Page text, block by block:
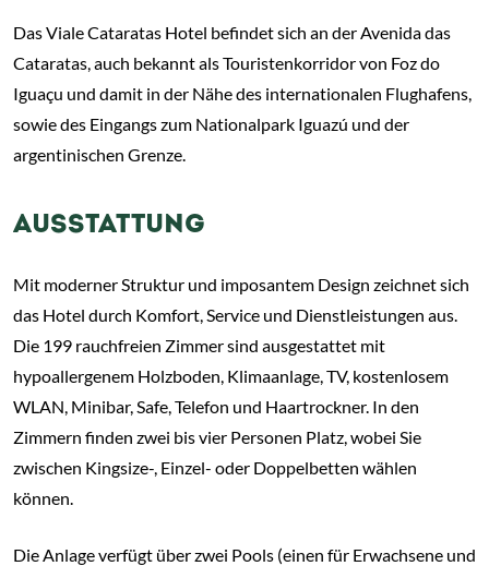
Das Viale Cataratas Hotel befindet sich an der Avenida das
Cataratas, auch bekannt als Touristenkorridor von Foz do
Iguaçu und damit in der Nähe des internationalen Flughafens,
sowie des Eingangs zum Nationalpark Iguazú und der
argentinischen Grenze.
AUSSTATTUNG
Mit moderner Struktur und imposantem Design zeichnet sich
das Hotel durch Komfort, Service und Dienstleistungen aus.
Die 199 rauchfreien Zimmer sind ausgestattet mit
hypoallergenem Holzboden, Klimaanlage, TV, kostenlosem
WLAN, Minibar, Safe, Telefon und Haartrockner. In den
Zimmern finden zwei bis vier Personen Platz, wobei Sie
zwischen Kingsize-, Einzel- oder Doppelbetten wählen
können.
Die Anlage verfügt über zwei Pools (einen für Erwachsene und